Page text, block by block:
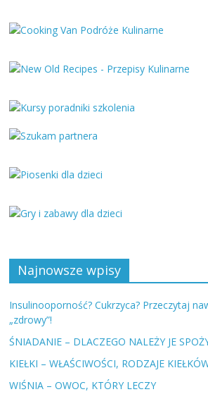
Najnowsze wpisy
Insulinooporność? Cukrzyca? Przeczytaj
„zdrowy”!
ŚNIADANIE – DLACZEGO NALEŻY JE
KIEŁKI – WŁAŚCIWOŚCI, RODZAJE
WIŚNIA – OWOC, KTÓRY LECZY